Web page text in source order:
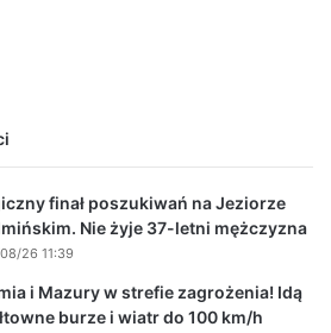
finał poszukiwań na Jeziorze
Nie żyje 37-letni mężczyzna
26 11:39
i Mazury w strefie zagrożenia! Idą
burze i wiatr do 100 km/h